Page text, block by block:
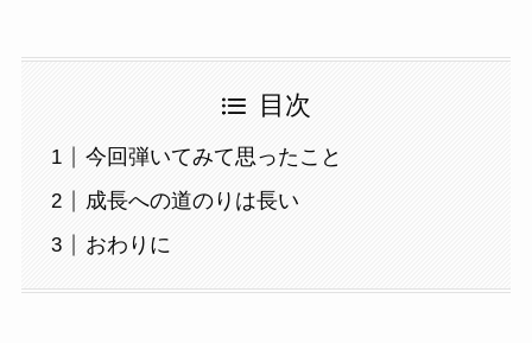
目次
今回弾いてみて思ったこと
成長への道のりは長い
おわりに